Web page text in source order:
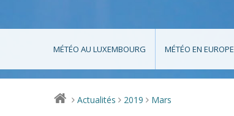
MÉTÉO AU LUXEMBOURG MÉTÉO EN EUROPE
> Actualités > 2019 > Mars